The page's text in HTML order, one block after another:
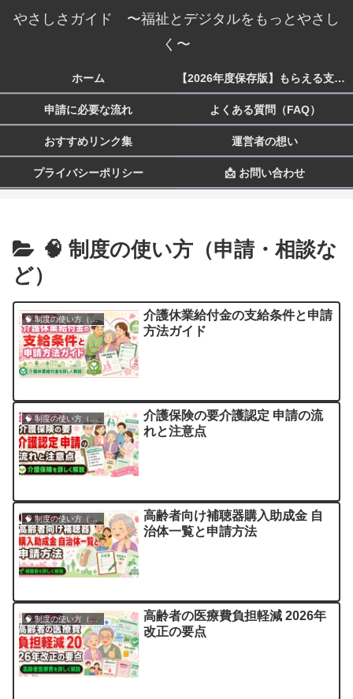
やさしさガイド 〜福祉とデジタルをもっとやさし
く〜
ホーム 【2026年度保存版】もらえる支援一覧 生活・子育て・障害・就労まで
申請に必要な流れ よくある質問（FAQ）
おすすめリンク集 運営者の想い
プライバシーポリシー 📩 お問い合わせ
🧠 制度の使い方（申請・相談な
ど）
🧠 制度の使い方（申請・相談など）
介護休業給付金の支給条件と申請
方法ガイド
🧠 制度の使い方（申請・相談など）
介護保険の要介護認定 申請の流
れと注意点
🧠 制度の使い方（申請・相談など）
高齢者向け補聴器購入助成金 自
治体一覧と申請方法
🧠 制度の使い方（申請・相談など）
高齢者の医療費負担軽減 2026年
改正の要点